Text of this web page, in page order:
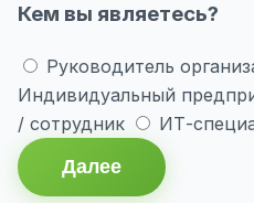
Кем вы являетесь?
Руководитель
Индивидуальный
/ сотрудник
ИТ-
Далее